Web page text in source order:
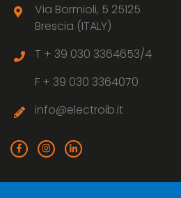
Via Bormioli, 5 25125
Brescia (ITALY)
T + 39 030 3364653/4
F + 39 030 3364070
info@electroib.it